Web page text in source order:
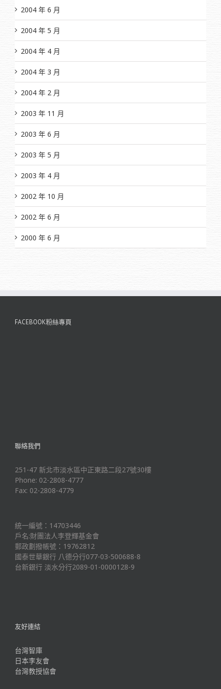
2004 年 6 月
2004 年 5 月
2004 年 4 月
2004 年 3 月
2004 年 2 月
2003 年 11 月
2003 年 6 月
2003 年 5 月
2003 年 4 月
2002 年 10 月
2002 年 6 月
2000 年 6 月
FACEBOOK粉絲專頁
聯絡我們
251-47 新北市淡水區中正東路二段27號30樓
Phone: 02-2808-4777
Fax: 02-2808-4779
統一編號：14703446
戶名:財團法人李登輝基金會
郵政劃撥帳號：19762812
國泰世華銀行 八德分行077-03-500688-8
台新銀行 淡水分行2089-01-0000128-9
友好連結
台灣智庫
日本李友會
台灣教授協會